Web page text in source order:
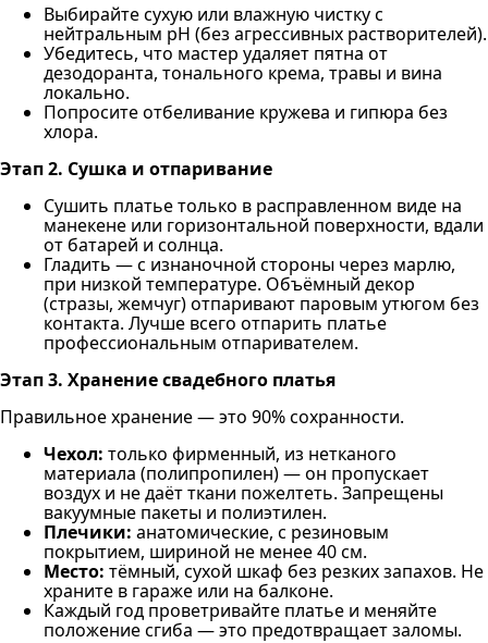
Выбирайте сухую или влажную чистку с
нейтральным pH (без агрессивных растворителей).
Убедитесь, что мастер удаляет пятна от
дезодоранта, тонального крема, травы и вина
локально.
Попросите отбеливание кружева и гипюра без
хлора.
Этап 2. Сушка и отпаривание
Сушить платье только в расправленном виде на
манекене или горизонтальной поверхности, вдали
от батарей и солнца.
Гладить — с изнаночной стороны через марлю,
при низкой температуре. Объёмный декор
(стразы, жемчуг) отпаривают паровым утюгом без
контакта. Лучше всего отпарить платье
профессиональным отпаривателем.
Этап 3. Хранение свадебного платья
Правильное хранение — это 90% сохранности.
Чехол: только фирменный, из нетканого
материала (полипропилен) — он пропускает
воздух и не даёт ткани пожелтеть. Запрещены
вакуумные пакеты и полиэтилен.
Плечики: анатомические, с резиновым
покрытием, шириной не менее 40 см.
Место: тёмный, сухой шкаф без резких запахов. Не
храните в гараже или на балконе.
Каждый год проветривайте платье и меняйте
положение сгиба — это предотвращает заломы.